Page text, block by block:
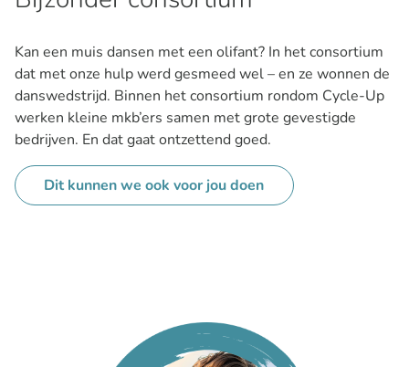
Kan een muis dansen met een olifant? In het consortium
dat met onze hulp werd gesmeed wel – en ze wonnen de
danswedstrijd. Binnen het consortium rondom Cycle-Up
werken kleine mkb’ers samen met grote gevestigde
bedrijven. En dat gaat ontzettend goed.
Dit kunnen we ook voor jou doen